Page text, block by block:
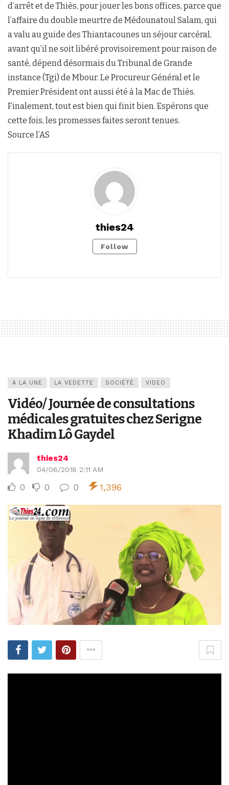
d’arrêt et de Thiès, pour jouer les bons offices, parce que
l’affaire du double meurtre de Médounatoul Salam, qui
a valu au guide des Thiantacounes un séjour carcéral,
avant qu’il ne soit libéré provisoirement pour raison de
santé, dépend désormais du Tribunal de Grande
instance (Tgi) de Mbour. Le Procureur Général et le
Premier Président ont aussi été à la Mac de Thiès.
Finalement, tout est bien qui finit bien. Espérons que
cette fois, les promesses faites seront tenues.
Source l’AS
thies24
Follow
A LA UNE LA VEDETTE SOCIÉTÉ VIDEO
Vidéo/ Journée de consultations
médicales gratuites chez Serigne
Khadim Lô Gaydel
thies24
04/06/2018 2:11 AM
0 0 0 1,396